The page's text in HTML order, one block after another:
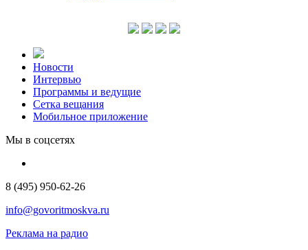
Новости
Интервью
Программы и ведущие
Сетка вещания
Мобильное приложение
Мы в соцсетях
8 (495) 950-62-26
info@govoritmoskva.ru
Реклама на радио